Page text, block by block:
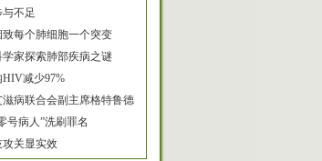
不足
致每个肺细胞一个突变
家探索肺部疾病之谜
减少97%
病联合会副主席格特鲁德
号病人”洗刷罪名
关显实效